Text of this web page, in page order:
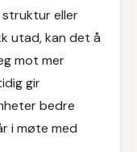
eller
utad, kan det å
mot mer
gir
bedre
i møte med